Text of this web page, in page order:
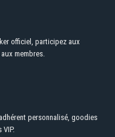
officiel, participez aux
membres.
personnalisé, goodies